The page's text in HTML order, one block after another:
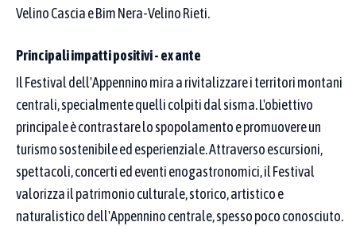
buona pratica
Digita i termini da cercare nella denominazione della
buona pratica
Obiettivi di sviluppo sostenibile (SDGs)
Velino Cascia e Bim Nera-Velino Rieti.
Principali impatti positivi - ex ante
Il Festival dell'Appennino mira a rivitalizzare i territori montani
centrali, specialmente quelli colpiti dal sisma. L'obiettivo
principale è contrastare lo spopolamento e promuovere un
turismo sostenibile ed esperienziale. Attraverso escursioni,
spettacoli, concerti ed eventi enogastronomici, il Festival
valorizza il patrimonio culturale, storico, artistico e
naturalistico dell'Appennino centrale, spesso poco conosciuto.